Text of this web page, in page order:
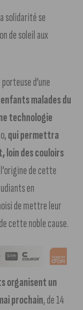
solidarité se
de soleil aux
d’une
malades du
technologie
qui permettra
loin des couloirs
l’origine de cette
en
de mettre leur
cette noble cause.
organisent un
prochain, de 14